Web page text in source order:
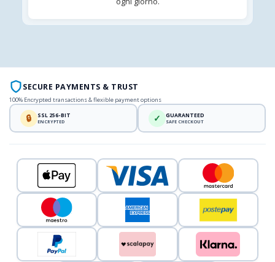
SECURE PAYMENTS & TRUST
100% Encrypted transactions & flexible payment options
🔒 SSL 256-BIT
ENCRYPTED ✓ GUARANTEED
SAFE CHECKOUT